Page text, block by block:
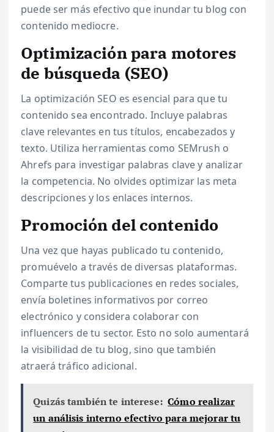
puede ser más efectivo que inundar tu blog con
contenido mediocre.
Optimización para motores
de búsqueda (SEO)
La optimización SEO es esencial para que tu
contenido sea encontrado. Incluye palabras
clave relevantes en tus títulos, encabezados y
texto. Utiliza herramientas como SEMrush o
Ahrefs para investigar palabras clave y analizar
la competencia. No olvides optimizar las meta
descripciones y los enlaces internos.
Promoción del contenido
Una vez que hayas publicado tu contenido,
promuévelo a través de diversas plataformas.
Comparte tus publicaciones en redes sociales,
envía boletines informativos por correo
electrónico y considera colaborar con
influencers de tu sector. Esto no solo aumentará
la visibilidad de tu blog, sino que también
atraerá tráfico adicional.
Quizás también te interese: Cómo realizar
un análisis interno efectivo para mejorar tu